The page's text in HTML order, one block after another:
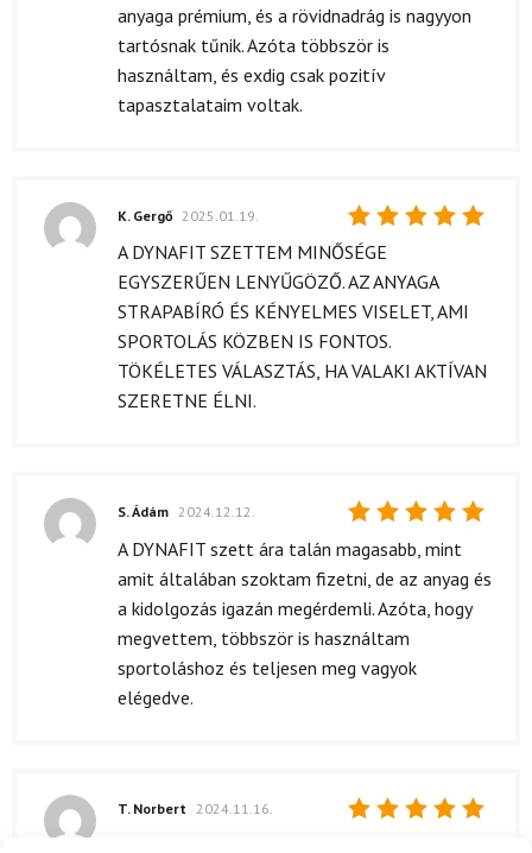
anyaga prémium, és a rövidnadrág is nagyyon
tartósnak tűnik. Azóta többször is
használtam, és exdig csak pozitív
tapasztalataim voltak.
Értékelés:
K. Gergő 2025.01.19.
A DYNAFIT SZETTEM MINŐSÉGE
EGYSZERŰEN LENYŰGÖZŐ. AZ ANYAGA
STRAPABÍRÓ ÉS KÉNYELMES VISELET, AMI
SPORTOLÁS KÖZBEN IS FONTOS.
TÖKÉLETES VÁLASZTÁS, HA VALAKI AKTÍVAN
SZERETNE ÉLNI.
Értékelés:
5/ 5
S. Ádám 2024.12.12.
A DYNAFIT szett ára talán magasabb, mint
amit általában szoktam fizetni, de az anyag és
a kidolgozás igazán megérdemli. Azóta, hogy
megvettem, többször is használtam
sportoláshoz és teljesen meg vagyok
elégedve.
T. Norbert 2024.11.16.